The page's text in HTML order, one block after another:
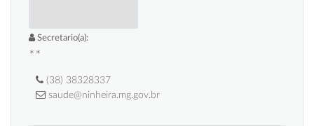
Secretario(a):
**
(38) 38328337
saude@ninheira.mg.gov.br